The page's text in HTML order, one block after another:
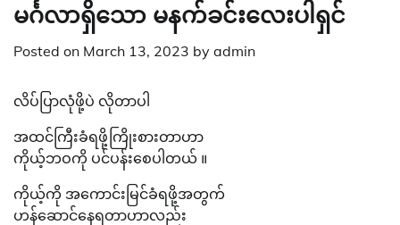
မင်္ဂလာရှိသော မနက်ခင်းလေးပါရှင်
Posted on March 13, 2023 by admin
လိပ်ပြာလုံဖို့ပဲ လိုတာပါ
အထင်ကြီးခံရဖို့ကြိုးစားတာဟာ
ကိုယ့်ဘဝကို ပင်ပန်းစေပါတယ် ။
ကိုယ့်ကို အကောင်းမြင်ခံရဖို့အတွက်
ဟန်ဆောင်နေရတာဟာလည်း